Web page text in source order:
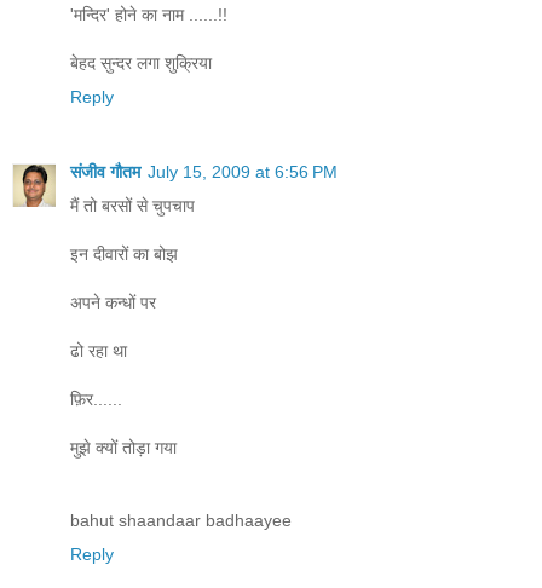
'मन्दिर' होने का नाम ......!!
बेहद सुन्दर लगा शुक्रिया
Reply
संजीव गौतम July 15, 2009 at 6:56 PM
मैं तो बरसों से चुपचाप
इन दीवारों का बोझ
अपने कन्धों पर
ढो रहा था
फ़िर......
मुझे क्यों तोड़ा गया
bahut shaandaar badhaayee
Reply